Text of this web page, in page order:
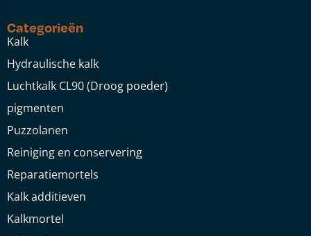
Categorieën
Kalk
Hydraulische kalk
Luchtkalk CL90 (Droog poeder)
pigmenten
Puzzolanen
Reiniging en conservering
Reparatiemortels
Kalk additieven
Kalkmortel